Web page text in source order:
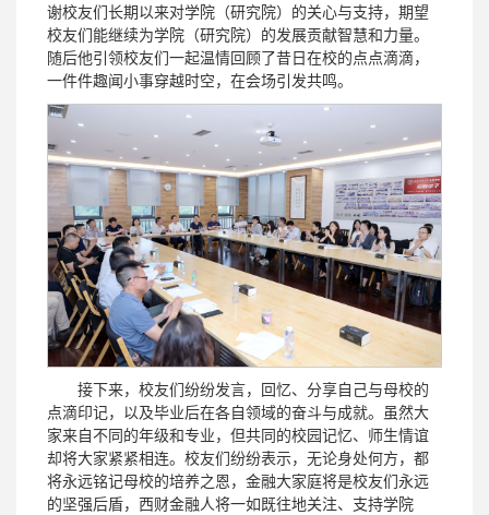
谢校友们长期以来对学院（研究院）的关心与支持，期望
校友们能继续为学院（研究院）的发展贡献智慧和力量。
随后他引领校友们一起温情回顾了昔日在校的点点滴滴，
一件件趣闻小事穿越时空，在会场引发共鸣。
接下来，校友们纷纷发言，回忆、分享自己与母校的
点滴印记，以及毕业后在各自领域的奋斗与成就。虽然大
家来自不同的年级和专业，但共同的校园记忆、师生情谊
却将大家紧紧相连。校友们纷纷表示，无论身处何方，都
将永远铭记母校的培养之恩，金融大家庭将是校友们永远
的坚强后盾，西财金融人将一如既往地关注、支持学院